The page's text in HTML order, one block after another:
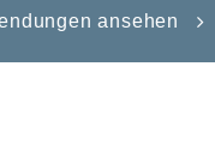
ansehen